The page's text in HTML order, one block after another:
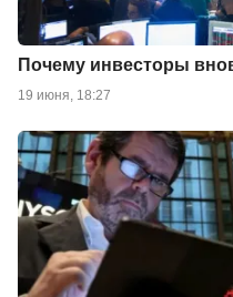
Почему инвесторы
19 июня, 18:27